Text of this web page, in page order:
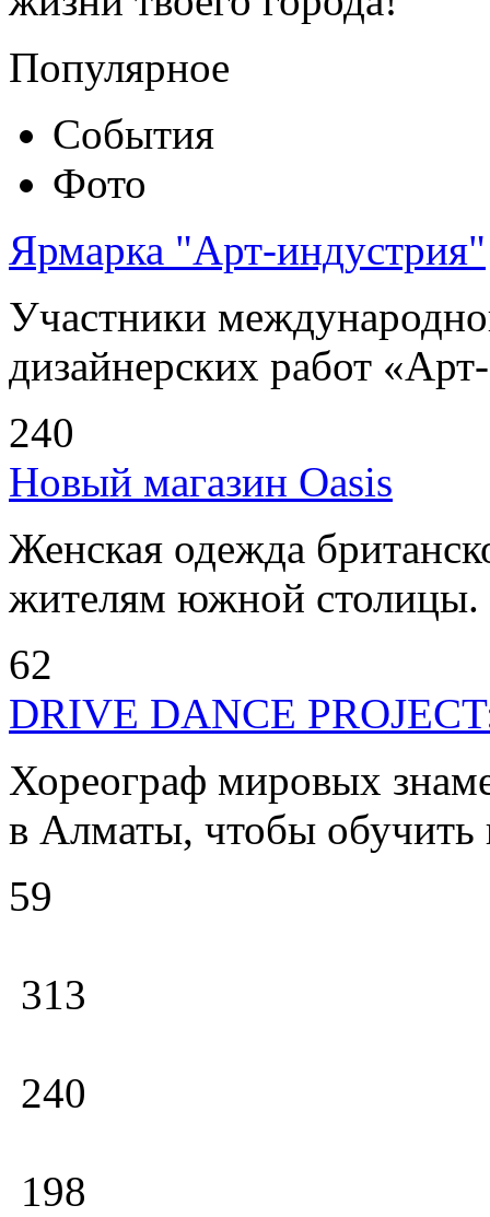
Популярное
События
Фото
Ярмарка "Арт-индустрия"
Участники
дизайнерских работ
240
Новый магазин Oasis
Женская одежда
жителям южной столицы.
62
DRIVE DANCE
Хореограф мировых
в Алматы, чтобы обучить
59
313
240
198